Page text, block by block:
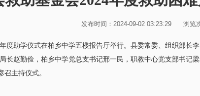
发布时间：2024-09-02 03:23:29 浏览
度助学仪式在柏乡中学五楼报告厅举行。县委常委、组织部长
长赵勤俭，柏乡中学党总支书记邢一民，职教中心党支部书记
主持仪式。